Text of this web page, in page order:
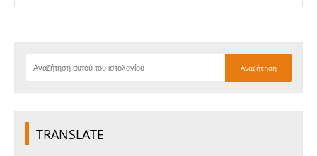
TRANSLATE